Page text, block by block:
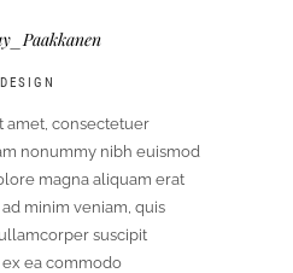
amet, consectetuer
nonummy nibh euismod
magna aliquam erat
minim veniam, quis
suscipit
ea commodo